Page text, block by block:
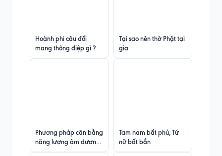
Hoành phi câu đối
mang thông điệp gì ?
Tại sao nên thờ Phật tại
gia
Phương pháp cân bằng
năng lượng âm dương
– ngũ hành ?
Tam nam bất phú, Tứ
nữ bất bần